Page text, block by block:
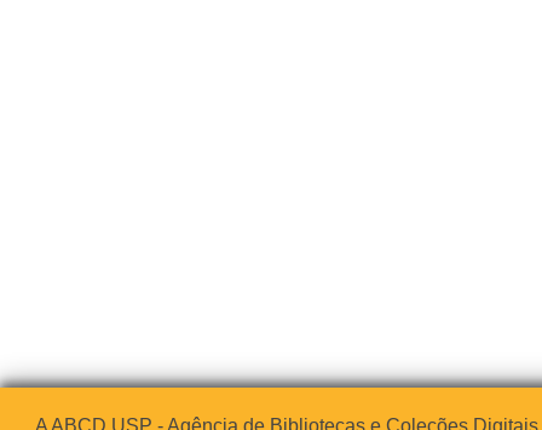
A ABCD USP - Agência de Bibliotecas e Coleções